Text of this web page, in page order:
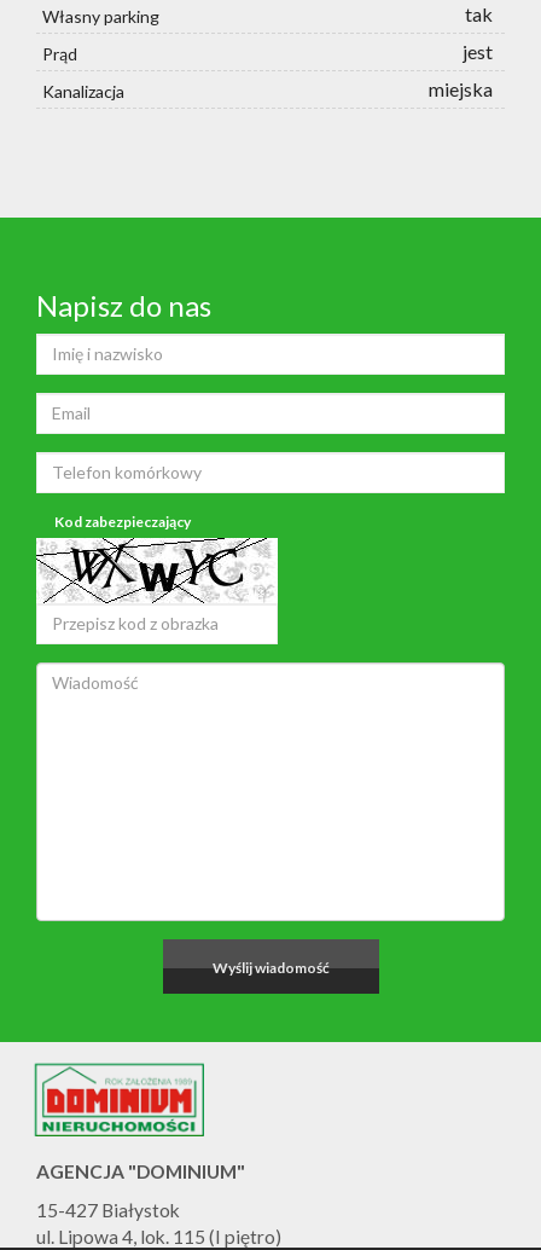
Własny parking tak
Prąd jest
Kanalizacja miejska
Napisz do nas
Kod zabezpieczający
AGENCJA "DOMINIUM"
15-427 Białystok
ul. Lipowa 4, lok. 115 (I piętro)